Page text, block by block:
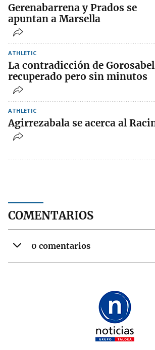
Gerenabarrena y Prados se
apuntan a Marsella
ATHLETIC
La contradicción de
recuperado pero sin minutos
ATHLETIC
Agirrezabala se acerca al
COMENTARIOS
0 comentarios